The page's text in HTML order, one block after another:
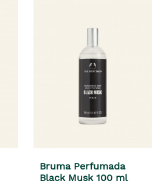
Bruma Perfumada
Black Musk 100 ml